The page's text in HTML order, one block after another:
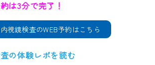
は3分で完了！
視鏡検査のWEB予約はこちら
の体験レポを読む